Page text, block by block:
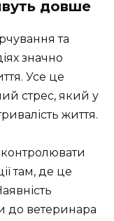
довше
та
значно
Усе це
стрес, який у
життя.
там, де це
до ветеринара